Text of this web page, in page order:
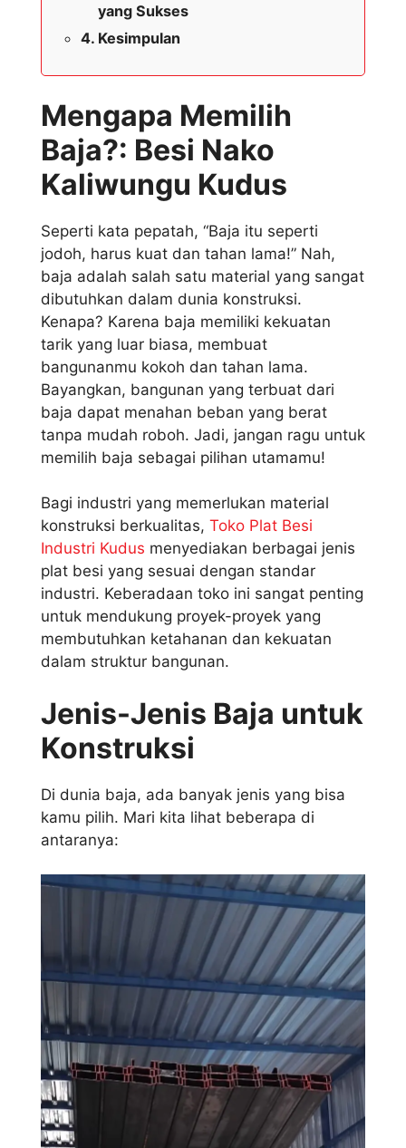
yang Sukses
Kesimpulan
Mengapa Memilih
Baja?: Besi Nako
Kaliwungu Kudus
Seperti kata pepatah, “Baja itu seperti
jodoh, harus kuat dan tahan lama!” Nah,
baja adalah salah satu material yang sangat
dibutuhkan dalam dunia konstruksi.
Kenapa? Karena baja memiliki kekuatan
tarik yang luar biasa, membuat
bangunanmu kokoh dan tahan lama.
Bayangkan, bangunan yang terbuat dari
baja dapat menahan beban yang berat
tanpa mudah roboh. Jadi, jangan ragu untuk
memilih baja sebagai pilihan utamamu!
Bagi industri yang memerlukan material
konstruksi berkualitas, Toko Plat Besi
Industri Kudus menyediakan berbagai jenis
plat besi yang sesuai dengan standar
industri. Keberadaan toko ini sangat penting
untuk mendukung proyek-proyek yang
membutuhkan ketahanan dan kekuatan
dalam struktur bangunan.
Jenis-Jenis Baja untuk
Konstruksi
Di dunia baja, ada banyak jenis yang bisa
kamu pilih. Mari kita lihat beberapa di
antaranya: